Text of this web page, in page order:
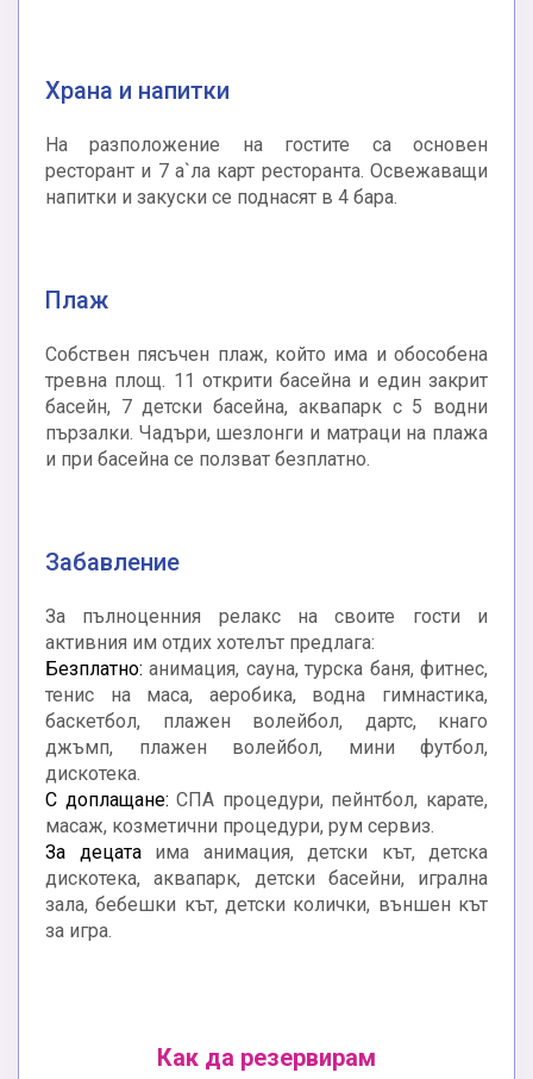
Храна и напитки
На разположение на гостите са основен
ресторант и 7 а`ла карт ресторанта. Освежаващи
напитки и закуски се поднасят в 4 бара.
Плаж
Собствен пясъчен плаж, който има и обособена
тревна площ. 11 открити басейна и един закрит
басейн, 7 детски басейна, аквапарк с 5 водни
пързалки. Чадъри, шезлонги и матраци на плажа
и при басейна се ползват безплатно.
Забавление
За пълноценния релакс на своите гости и
активния им отдих хотелът предлага:
Безплатно: анимация, сауна, турска баня, фитнес,
тенис на маса, аеробика, водна гимнастика,
баскетбол, плажен волейбол, дартс, кнаго
джъмп, плажен волейбол, мини футбол,
дискотека.
С доплащане: СПА процедури, пейнтбол, карате,
масаж, козметични процедури, рум сервиз.
За децатаима анимация, детски кът, детска
дискотека, аквапарк, детски басейни, игрална
зала, бебешки кът, детски колички, външен кът
за игра.
Как да резервирам